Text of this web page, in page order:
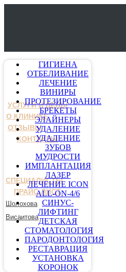
УСЛУГИ И ЦЕНЫ
О КЛИНИКЕ
ОТЗЫВЫ
КОНТАКТЫ
СПЕЦИАЛИСТЫ
ПРАЙС-ЛИСТ
Шолохова
Висаитова
ГИГИЕНА
ОТБЕЛИВАНИЕ
ЛЕЧЕНИЕ
ВИНИРЫ
ПРОТЕЗИРОВАНИЕ
БРЕКЕТЫ
ЭЛАЙНЕРЫ
УДАЛЕНИЕ
УДАЛЕНИЕ
ЗУБОВ
МУДРОСТИ
ИМПЛАНТАЦИЯ
ЛАЗЕР
ЛЕЧЕНИЕ ICON
ALL-ON-4/6
СИНУС-
ЛИФТИНГ
ДЕТСКАЯ
СТОМАТОЛОГИЯ
ПАРОДОНТОЛОГИЯ
РЕСТАВРАЦИЯ
УСТАНОВКА
КОРОНОК